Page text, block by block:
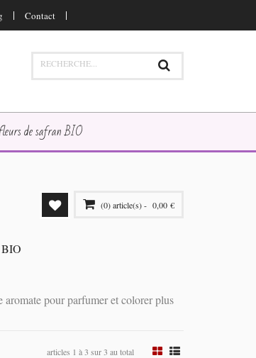
Contact
de safran BIO
(0) article(s) - 0,00 €
BIO
pour parfumer et colorer plus
articles 1 à 3 sur 3 au total